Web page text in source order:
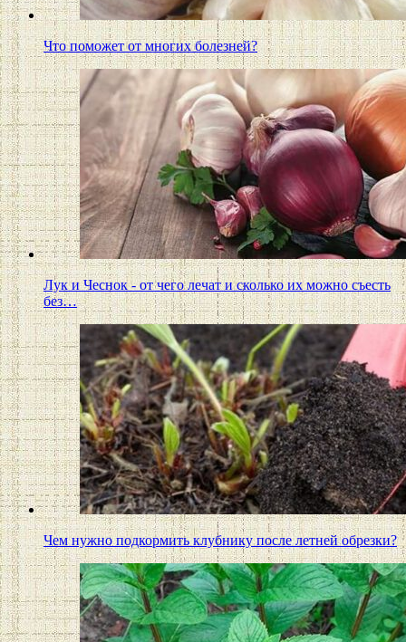
Что поможет от многих болезней?
Лук и Чеснок - от чего лечат и сколько их можно съесть
без…
Чем нужно подкормить клубнику после летней обрезки?